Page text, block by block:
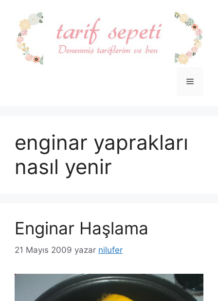
Menü
enginar yaprakları
nasıl yenir
Enginar Haşlama
21 Mayıs 2009 yazar nilufer